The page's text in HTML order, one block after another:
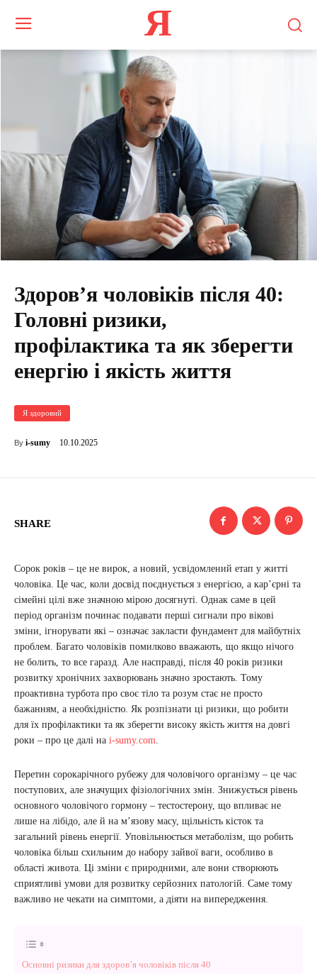
Я
Здоров’я чоловіків після 40:
Головні ризики,
профілактика та як зберегти
енергію і якість життя
Я здоровий
By i-sumy 10.10.2025
SHARE
Сорок років – це не вирок, а новий, усвідомлений етап у житті
чоловіка. Це час, коли досвід поєднується з енергією, а кар’єрні та
сімейні цілі вже значною мірою досягнуті. Однак саме в цей
період організм починає подавати перші сигнали про вікові
зміни, ігнорувати які – означає закласти фундамент для майбутніх
проблем. Багато чоловіків помилково вважають, що якщо нічого
не болить, то все гаразд. Але насправді, після 40 років ризики
розвитку хронічних захворювань значно зростають. Тому
проактивна турбота про своє тіло та розум стає не просто
бажанням, а необхідністю. Як розпізнати ці ризики, що робити
для їх профілактики та як зберегти високу якість життя на довгі
роки – про це далі на i-sumy.com.
Перетин сорокарічного рубежу для чоловічого організму – це час
поступових, але значущих фізіологічних змін. Знижується рівень
основного чоловічого гормону – тестостерону, що впливає не
лише на лібідо, але й на м’язову масу, щільність кісток та
загальний рівень енергії. Уповільнюється метаболізм, що робить
чоловіка більш схильним до набору зайвої ваги, особливо в
області живота. Ці зміни є природними, але вони створюють
сприятливі умови для розвитку серйозних патологій. Саме тому
важливо не чекати на симптоми, а діяти на випередження.
Основні ризики для здоров’я чоловіків після 40